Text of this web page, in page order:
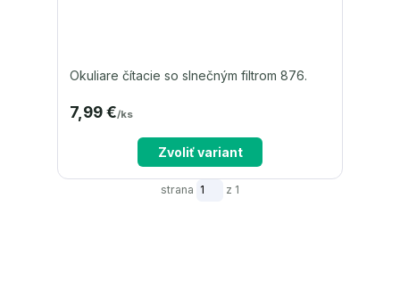
Okuliare čítacie so slnečným filtrom 876.
7,99 €/ks
Zvoliť variant
strana z 1